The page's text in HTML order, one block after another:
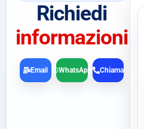
Richiedi
informazioni
Chiama
Email WhatsApp